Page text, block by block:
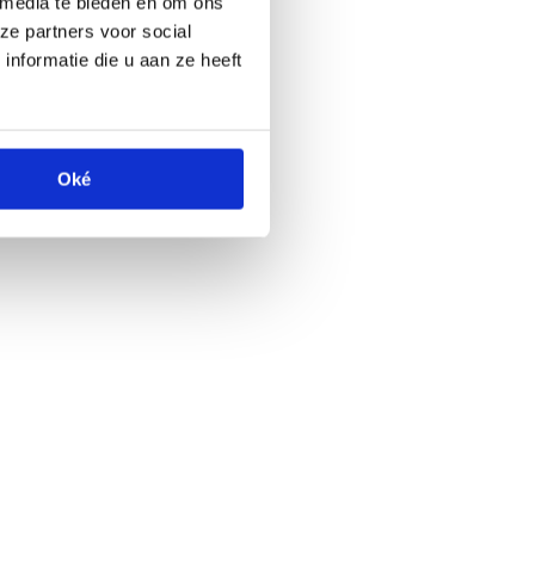
partners voor social
die u aan ze heeft
Oké